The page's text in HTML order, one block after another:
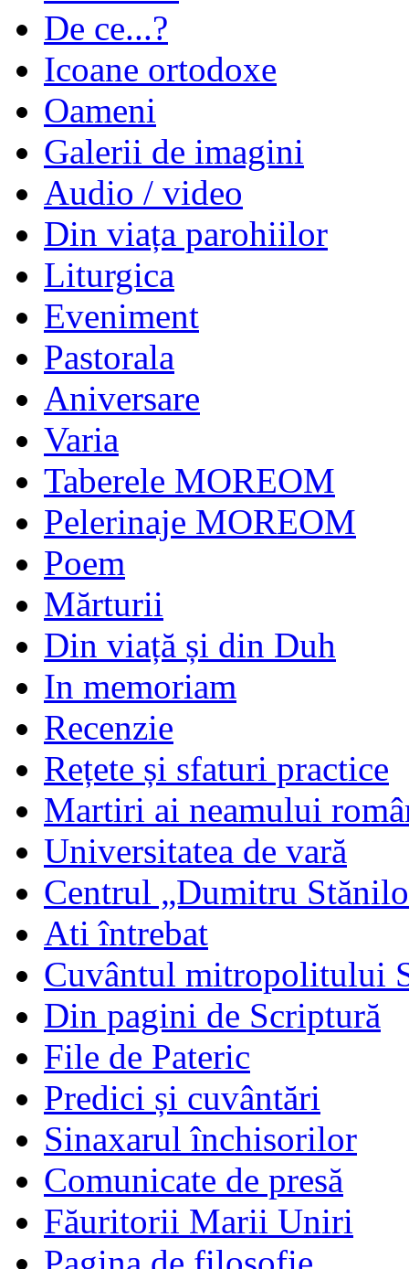
De ce...?
Icoane ortodoxe
Oameni
Galerii de imagini
Audio / video
Din viața parohiilor
Liturgica
Eveniment
Pastorala
Aniversare
Varia
Taberele MOREOM
Pelerinaje MOREOM
Poem
Mărturii
Din viață și din Duh
In memoriam
Recenzie
Rețete și sfaturi practice
Martiri ai neamului
Universitatea de vară
Centrul „Dumitru
Ati întrebat
Cuvântul mitropolitului
Din pagini de Scriptură
File de Pateric
Predici și cuvântări
Sinaxarul închisorilor
Comunicate de presă
Făuritorii Marii Uniri